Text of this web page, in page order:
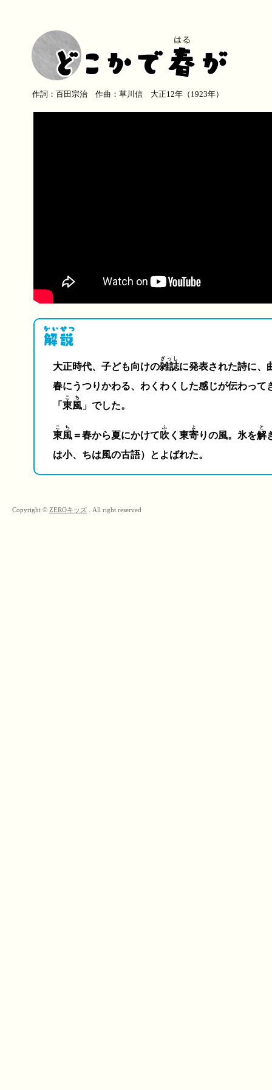
作詞：百田宗治 作曲：草川信 大正12年（1923年）
大正時代、子ども向けの雑誌
ざっし
に発表された詩に、
春にうつりかわる、わくわくした感じが伝わっ
「 東風
こち
」でした。
東風
こち
＝春から夏にかけて吹
ふ
く東寄
よ
りの風。氷を解
と
は小、ちは風の古語）とよばれた。
Copyright © ZEROキッズ . All right reserved